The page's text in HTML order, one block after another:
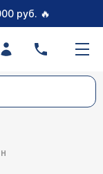
руб. 🔥